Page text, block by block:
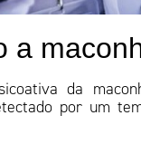
a
da
por um